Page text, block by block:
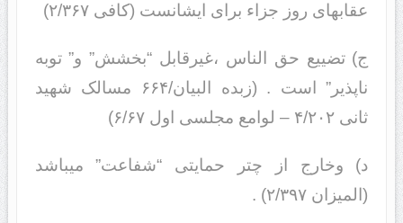
عقابهای روز جزاء برای ایشانست (کافی ۲/۳۶۷)
ج) تضییع حق الناس ،غیرقابل “بخشش” و” توبه
ناپذیر” است . (زبده البیان/۶۶۴ مسالک شهید
ثانی ۴/۲۰۲ – لوامع مجلسی اول ۶/۶۷)
د) وخارج از چتر حمایتی “شفاعت” میباشد
(المیزان ۲/۳۹۷) .